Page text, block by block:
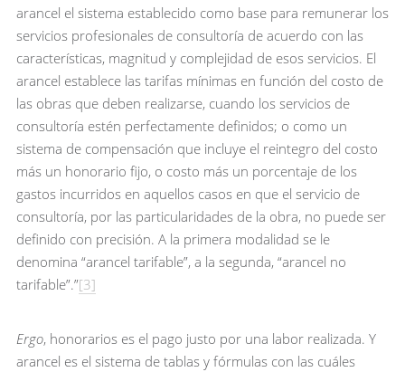
arancel el sistema establecido como base para remunerar los
servicios profesionales de consultoría de acuerdo con las
características, magnitud y complejidad de esos servicios. El
arancel establece las tarifas mínimas en función del costo de
las obras que deben realizarse, cuando los servicios de
consultoría estén perfectamente definidos; o como un
sistema de compensación que incluye el reintegro del costo
más un honorario fijo, o costo más un porcentaje de los
gastos incurridos en aquellos casos en que el servicio de
consultoría, por las particularidades de la obra, no puede ser
definido con precisión. A la primera modalidad se le
denomina “arancel tarifable”, a la segunda, “arancel no
tarifable”.”[3]
Ergo, honorarios es el pago justo por una labor realizada. Y
arancel es el sistema de tablas y fórmulas con las cuáles